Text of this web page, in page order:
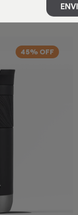
45% OFF